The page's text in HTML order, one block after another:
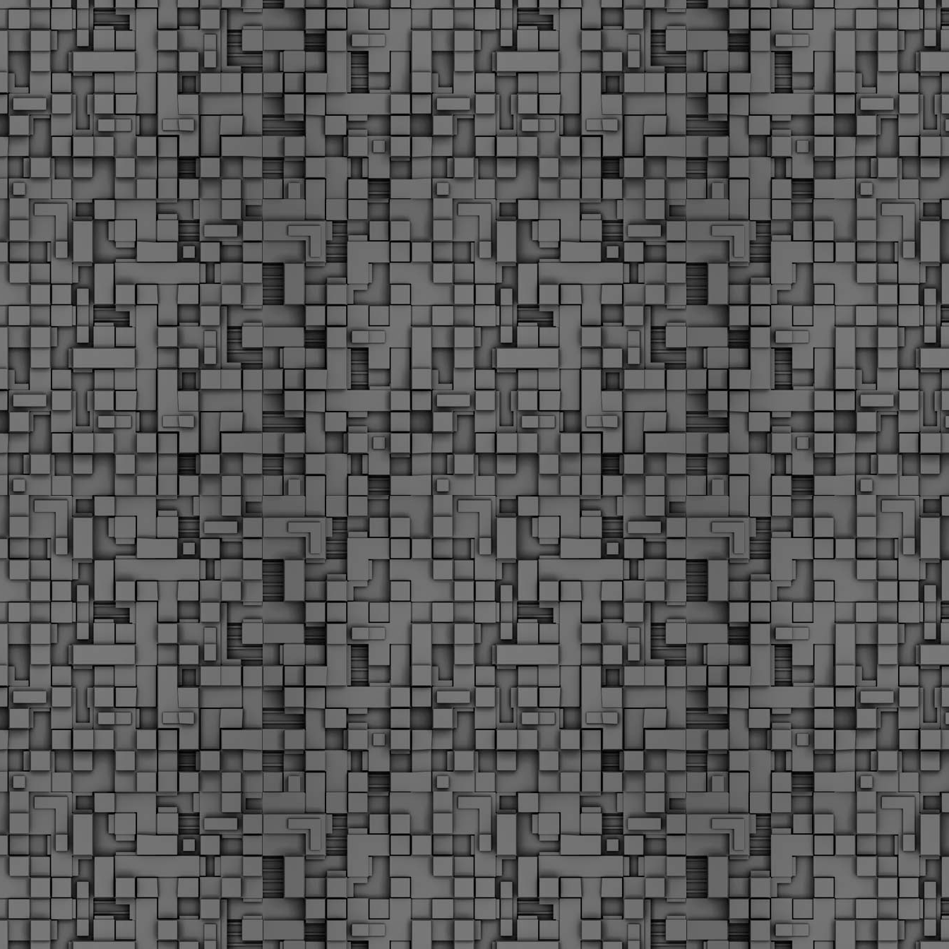
σε δήμους της χώρας. Το Dimastin, αναζητεί σχετικό
φωτογραφικό υλικό στο διαδίκτυο και σας το παρουσιάζει σε
αυτή την ανάρτηση. Επίσης, σας καλούμε, αν διαπιστώσετε ότι
μας έχουν "ξεφύγει" ορκωμοσίες, μπορείτε να στέλνετε το
φωτογραφικό τους υλικό στο dimasthes@gmail.gr ώστε να το
δημοσιεύουμε εδώ, άμεσα.
MAR
Θεσσαλονίκη: Ορκίστηκαν οι 75 νέοι δημοτικοί
αστυνομικοί – Τι τους ζήτησε ο Αγγελούδης
Ενισχύεται το έργο της δημοτικής αστυνομίας στο δήμο
Θεσσαλονίκης καθώς το πρωί της Τετάρτης 18 Μαρτίου
ορκίστηκαν οι 75 νέοι δημοτικοί αστυνομικοί.
«Με αυτούς, σε λίγους μήνες αποκτά ένα ισχυρό σώμα η
δημοτική αστυνομία. Θα είναι πιο κοντά στον πολίτη. Είχα την
ευκαιρία να είμαι σήμερα στην ορκωμοσία τους.
MAR
Ξεκίνησαν εδώ και μια εβδομάδα οι αφίξεις των
νεοπροσληφθέντων Δημοτικών Αστυνομικών στους
δήμους και οι ορκωμοσίες τους - Πλήρες
Μεγάλες μέρες ζει ο "οργανισμός" της Δημοτικής Αστυνομίας!
Να θυμίσουμε ότι κανονικές προσλήψεις στην Δημοτική
Αστυνομία έχουν να γίνουν από το 2010. Δεκαέξι ολόκληρα
χρόνια! Και βέβαια, ακόμη και με αυτές τις προσλήψεις, δεν
φτάνουμε ούτε τα 2/3 των Δημοτικών Αστυνομικών που
υπηρετούσαν το 2013 προ της κατάργησης της υπηρεσίας με
απόφαση του σημερινού πρωθυπουργού Κυριάκου Μητσοτάκη. Ας
είναι...
2
Δημοτική Αστυνομία Θεσσαλονίκης: Διμηνιαίος
απολογισμός ελέγχων τήρησης νομοθεσίας
Τον απολογισμό των δράσεων ελέγχου για τα ζώα συντροφιάς
κατά το δίμηνο Ιανουαρίου – Φεβρουαρίου 2026 παρουσιάζει η
Δημοτική Αστυνομία Θεσσαλονίκης, με στόχο την προστασία των
ζώων και την ομαλή συμβίωση στην πόλη.
FEB
18
ΣτΕ: Οριστική απόρριψη της επαναφοράς του 13ου
και 14ου μισθού για τους δημοσίους υπαλλήλους
Με την απόφαση αυτή, το ΣτΕ απορρίπτει οριστικά τις
αξιώσεις των δημοσίων υπαλλήλων για επαναφορά των
δώρων, επικυρώνοντας την τρέχουσα κατάσταση παρά τις
αντιδράσεις της ΑΔΕΔΥ
Το ΣτΕ απέρριψε οριστικά την προσφυγή της ΑΔΕΔΥ και ενός
εκπαιδευτικού για την επαναφορά των δώρων Χριστουγέννων,
Πάσχα και θερινής άδειας (13ος και 14ος μισθός) στους
εργαζόμενους του δημόσιου τομέα, κλείνοντας μια μακρά
διαμάχη δεκαετιών που αφορούσε τις μνημονιακές περικοπές.
Γνωστοποίηση έκδοσης οριστικών αποτελεσμάτων –
Παροχή οδηγιών.
► Δείτε/κατεβάστε την πολυαναμενόμενη εγκύκλιο του Υπ.
FEB
1
Με διαρροή 2 μέρες πριν την στάση εργασίας
ενημερώνει το ΣτΕ για την απόρριψη της επαναφοράς